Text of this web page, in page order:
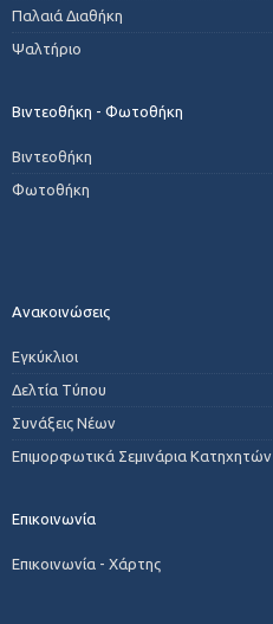
Παλαιά Διαθήκη
Ψαλτήριο
Βιντεοθήκη - Φωτοθήκη
Βιντεοθήκη
Φωτοθήκη
Ανακοινώσεις
Εγκύκλιοι
Δελτία Τύπου
Συνάξεις Νέων
Επιμορφωτικά Σεμινάρια Κατηχητών
Επικοινωνία
Επικοινωνία - Χάρτης